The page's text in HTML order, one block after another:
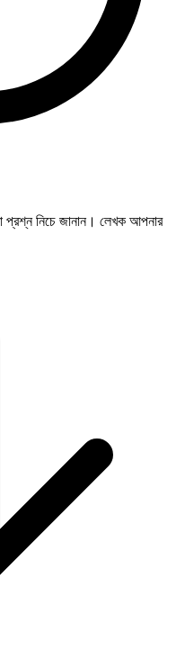
প্রশ্ন নিচে জানান। লেখক আপনার